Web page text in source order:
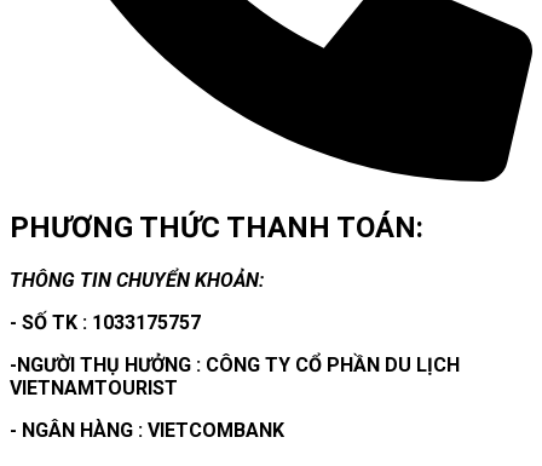
PHƯƠNG THỨC THANH TOÁN:
THÔNG TIN CHUYỂN KHOẢN:
- SỐ TK : 1033175757
-NGƯỜI THỤ HƯỞNG : CÔNG TY CỔ PHẦN DU LỊCH
VIETNAMTOURIST
- NGÂN HÀNG : VIETCOMBANK